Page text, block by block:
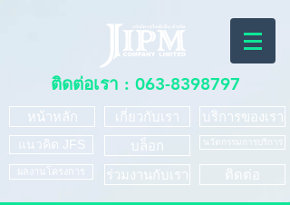
ติดต่อเรา : 063-8398797
หน้าหลัก
แนวคิด JFS
ผลงานโครงการ
เกี่ยวกับเรา
บล็อก
ร่วมงานกับเรา
บริการของเรา
นวัตกรรมการบริการ
ติดต่อ